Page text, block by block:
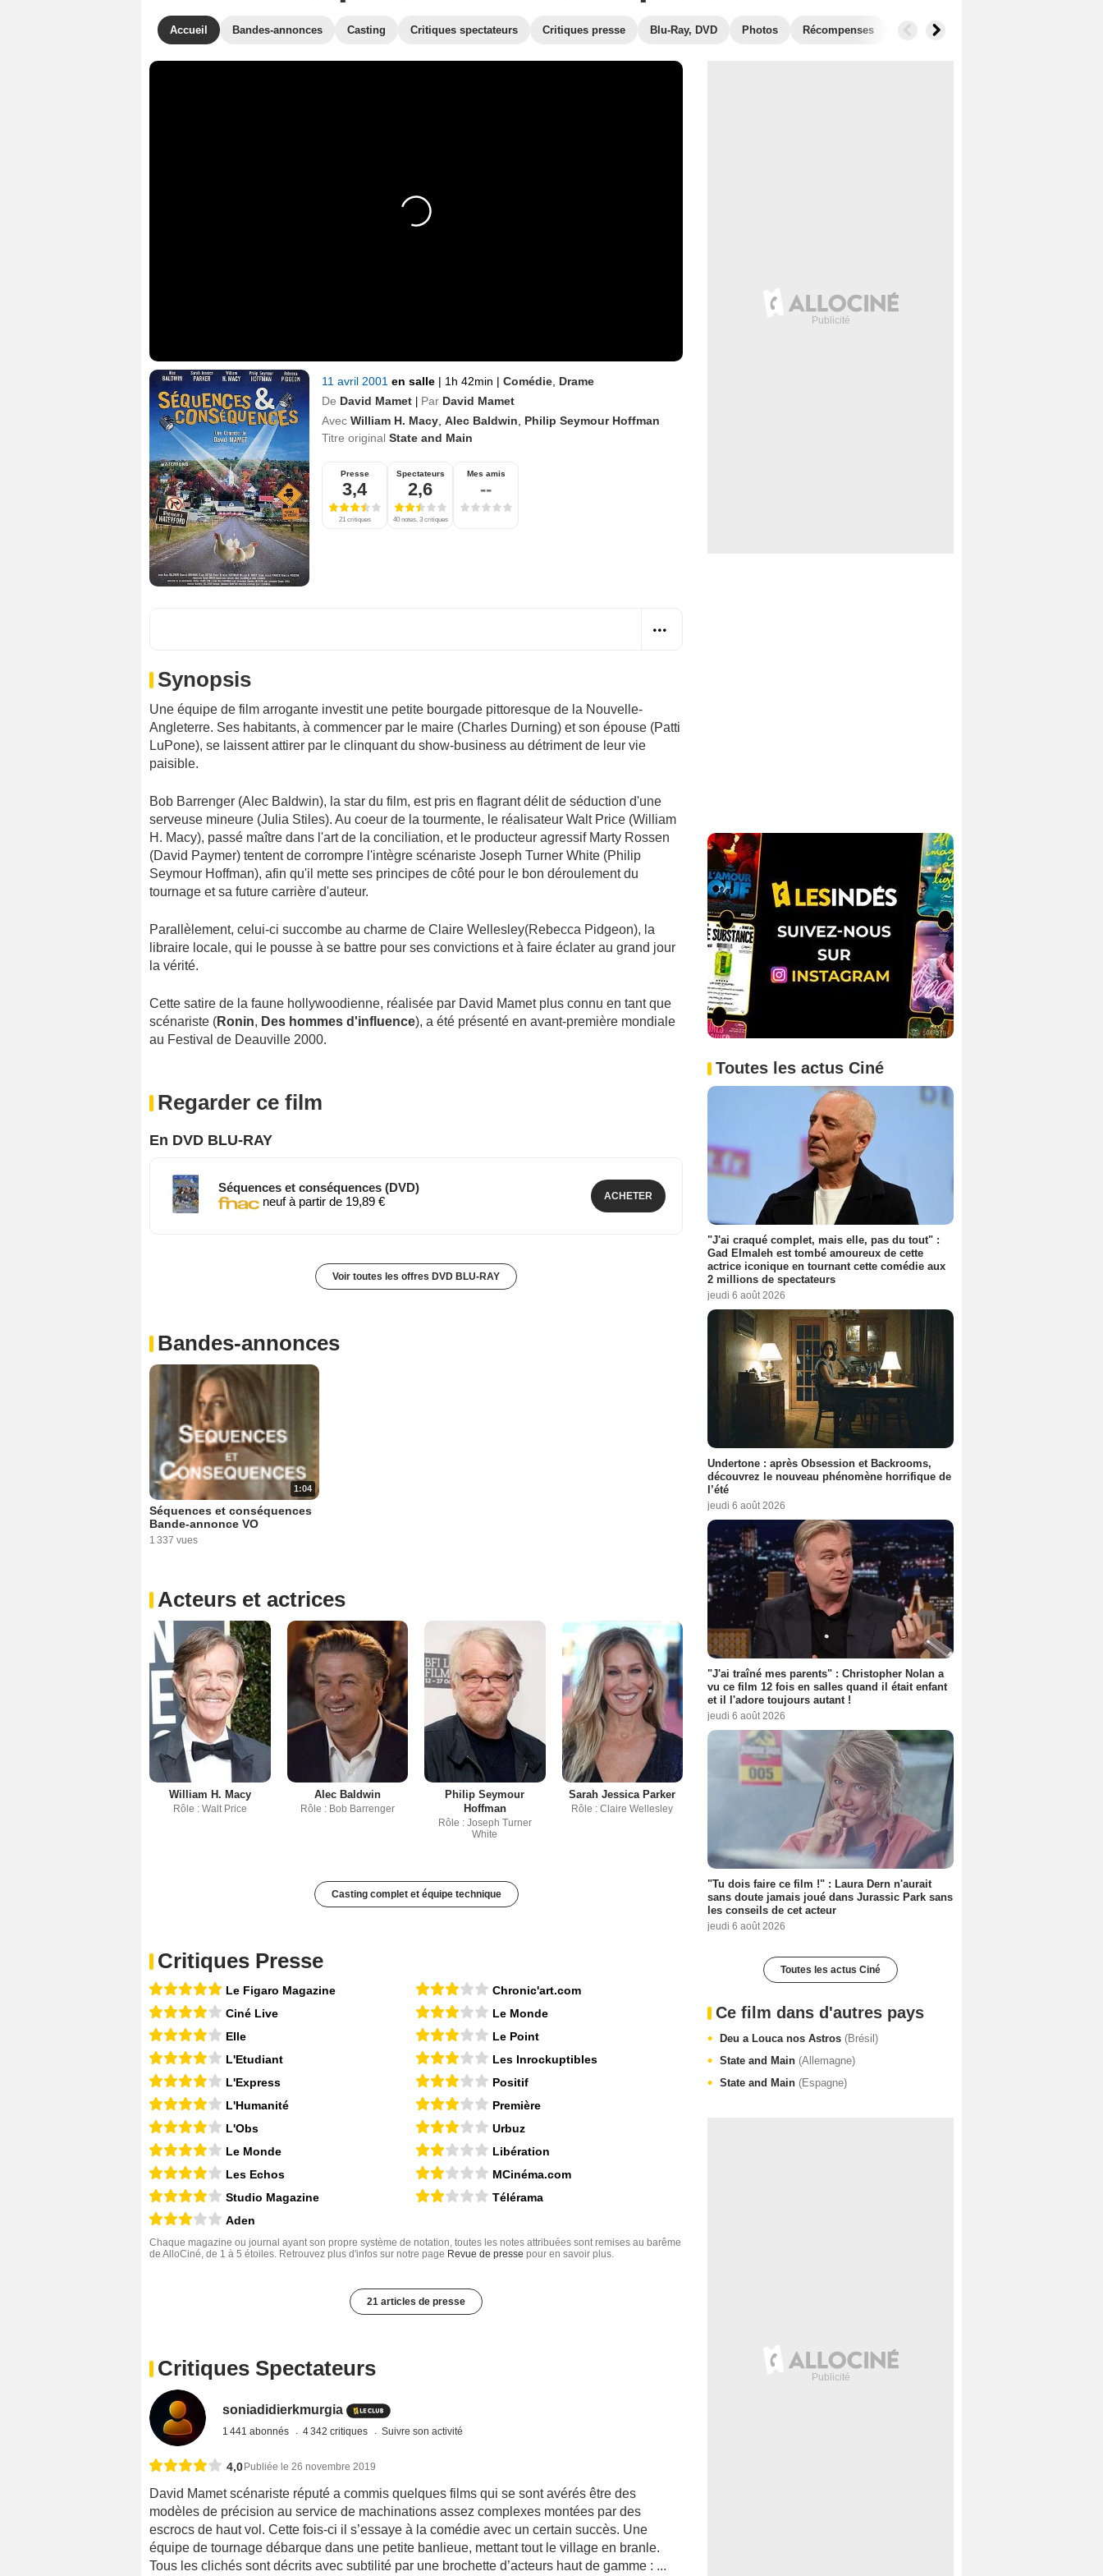
Accueil Bandes-annonces Casting Critiques spectateurs Critiques presse Blu-Ray, DVD Photos Récompenses Films similaires
11 avril 2001 en salle | 1h 42min | Comédie Drame
De David Mamet | Par David Mamet
Avec William H. Macy Alec Baldwin
Philip Seymour Hoffman
Titre original State and Main
Presse
3,4
21 critiques
Spectateurs
2,6
40 notes, 3 critiques
Mes amis
--
Synopsis
Une équipe de film arrogante investit une petite bourgade pittoresque de la Nouvelle-
Angleterre. Ses habitants, à commencer par le maire (Charles Durning) et son épouse (Patti
LuPone), se laissent attirer par le clinquant du show-business au détriment de leur vie
paisible.
Bob Barrenger (Alec Baldwin), la star du film, est pris en flagrant délit de séduction d'une
serveuse mineure (Julia Stiles). Au coeur de la tourmente, le réalisateur Walt Price (William
H. Macy), passé maître dans l'art de la conciliation, et le producteur agressif Marty Rossen
(David Paymer) tentent de corrompre l'intègre scénariste Joseph Turner White (Philip
Seymour Hoffman), afin qu'il mette ses principes de côté pour le bon déroulement du
tournage et sa future carrière d'auteur.
Parallèlement, celui-ci succombe au charme de Claire Wellesley(Rebecca Pidgeon), la
libraire locale, qui le pousse à se battre pour ses convictions et à faire éclater au grand jour
la vérité.
Cette satire de la faune hollywoodienne, réalisée par David Mamet plus connu en tant que
scénariste (Ronin, Des hommes d'influence), a été présenté en avant-première mondiale
au Festival de Deauville 2000.
Regarder ce film
En DVD BLU-RAY
Séquences et conséquences (DVD)
neuf à partir de 19,89 €
ACHETER
Voir toutes les offres DVD BLU-RAY
Bandes-annonces
1:04
Séquences et conséquences
Bande-annonce VO
1 337 vues
Acteurs et actrices
William H. Macy
Rôle : Walt Price
Alec Baldwin
Rôle : Bob Barrenger
Philip Seymour
Hoffman
Rôle : Joseph Turner
White
Sarah Jessica Parker
Rôle : Claire Wellesley
Casting complet et équipe technique
Critiques Presse
Le Figaro Magazine
Ciné Live
Elle
L'Etudiant
L'Express
L'Humanité
L'Obs
Le Monde
Les Echos
Studio Magazine
Aden
Chronic'art.com
Le Monde
Le Point
Les Inrockuptibles
Positif
Première
Urbuz
Libération
MCinéma.com
Télérama
Chaque magazine ou journal ayant son propre système de notation, toutes les notes attribuées sont remises au barême
de AlloCiné, de 1 à 5 étoiles. Retrouvez plus d'infos sur notre page Revue de presse pour en savoir plus.
21 articles de presse
Critiques Spectateurs
soniadidierkmurgia
1 441 abonnés 4 342 critiques Suivre son activité
4,0Publiée le 26 novembre 2019
David Mamet scénariste réputé a commis quelques films qui se sont avérés être des
modèles de précision au service de machinations assez complexes montées par des
escrocs de haut vol. Cette fois-ci il s’essaye à la comédie avec un certain succès. Une
équipe de tournage débarque dans une petite banlieue, mettant tout le village en branle.
Tous les clichés sont décrits avec subtilité par une brochette d’acteurs haut de gamme : ...
Toutes les actus Ciné
"J'ai craqué complet, mais elle, pas du tout" :
Gad Elmaleh est tombé amoureux de cette
actrice iconique en tournant cette comédie aux
2 millions de spectateurs
jeudi 6 août 2026
Undertone : après Obsession et Backrooms,
découvrez le nouveau phénomène horrifique de
l’été
jeudi 6 août 2026
"J'ai traîné mes parents" : Christopher Nolan a
vu ce film 12 fois en salles quand il était enfant
et il l'adore toujours autant !
jeudi 6 août 2026
"Tu dois faire ce film !" : Laura Dern n'aurait
sans doute jamais joué dans Jurassic Park sans
les conseils de cet acteur
jeudi 6 août 2026
Toutes les actus Ciné
Ce film dans d'autres pays
Deu a Louca nos Astros (Brésil)
State and Main (Allemagne)
State and Main (Espagne)